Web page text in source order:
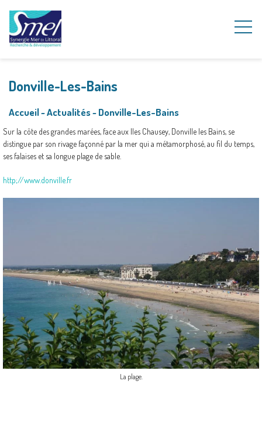
Donville-Les-Bains
Accueil~Actualités~Donville-Les-Bains
Sur la côte des grandes marées, face aux Iles Chausey, Donville les Bains, se
distingue par son rivage façonné par la mer qui a métamorphosé, au fil du temps,
ses falaises et sa longue plage de sable.
http;//www.donville.fr
La plage.